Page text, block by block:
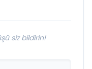
siz bildirin!